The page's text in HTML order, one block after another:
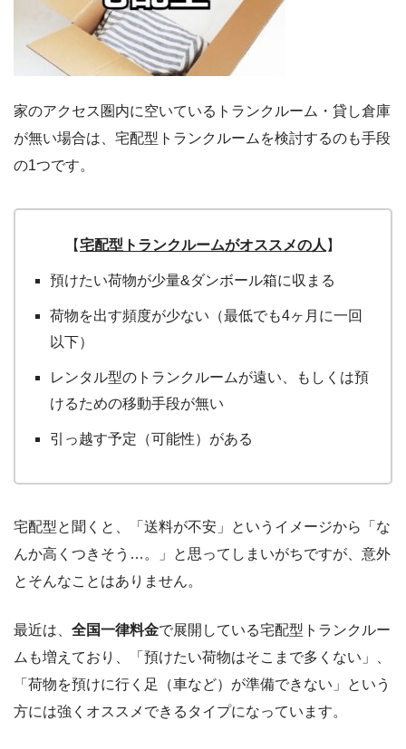
家のアクセス圏内に空いているトランクルーム・貸し倉庫
が無い場合は、宅配型トランクルームを検討するのも手段
の1つです。
【宅配型トランクルームがオススメの人 】
預けたい荷物が少量&ダンボール箱に収まる
荷物を出す頻度が少ない（最低でも4ヶ月に一回
以下）
レンタル型のトランクルームが遠い、もしくは預
けるための移動手段が無い
引っ越す予定（可能性）がある
宅配型と聞くと、「送料が不安」というイメージから「な
んか高くつきそう…。」と思ってしまいがちですが、意外
とそんなことはありません。
最近は、 全国一律料金で展開している宅配型トランクルー
ムも増えており、「預けたい荷物はそこまで多くない」、
「荷物を預けに行く足（車など）が準備できない」という
方には強くオススメできるタイプになっています。